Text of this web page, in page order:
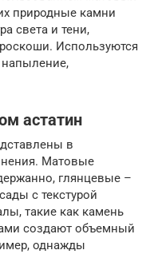
природные камни
света и тени,
Используются
напыление,
астатин
в
Матовые
глянцевые –
с текстурой
такие как камень
создают объемный
однажды